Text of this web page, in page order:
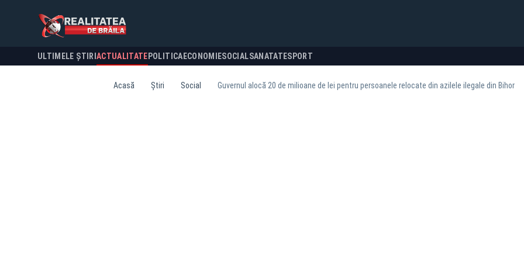
ULTIMELE ȘTIRI ACTUALITATE POLITICA ECONOMIESOCIALSANATATESPORT
Acasă Știri Social Guvernul alocă 20 de milioane de lei pentru persoanele relocate din azilele ilegale din Bihor